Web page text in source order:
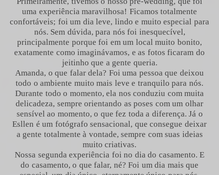
uma experiência maravilhosa! Ficamos totalmente
confortáveis; foi um dia leve, lindo e muito especial para
nós. Sem dúvida, para nós foi inesquecível,
principalmente porque foi em um local muito bonito,
exatamente como imaginávamos, e as fotos ficaram do
jeitinho que a gente queria.
Amanda, o que falar dela? Foi uma pessoa que deixou
todo o ambiente muito mais leve e tranquilo para nós.
Durante todo o momento, ela nos conduziu com muita
delicadeza, sempre orientando as poses com um olhar
sensível ao momento, o que fez toda a diferença. Já o
Esllen é um fotógrafo sensacional, que consegue deixar
a gente totalmente à vontade, sempre com suas ideias
muito criativas.
Nossa segunda experiência foi no dia do casamento. E
do casamento, o que falar, né? Foi um dia mais que